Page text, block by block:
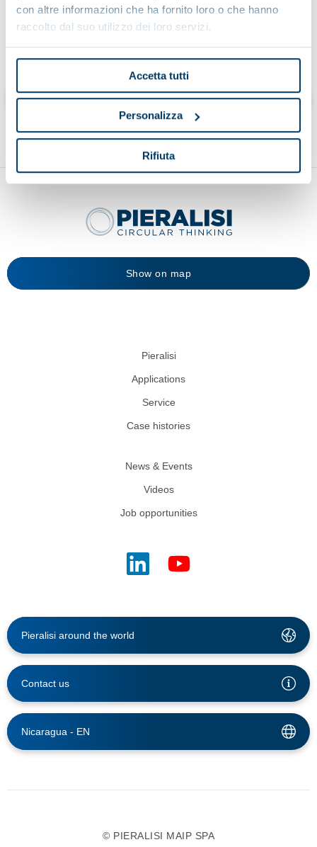
con altre informazioni che ha fornito loro o che hanno
raccolto dal suo utilizzo dei loro servizi.
Accetta tutti
Personalizza
Rifiuta
Cliccando “invia” dichiaro di aver letto l’informativa
Send
Show on map
Pieralisi
Applications
Service
Case histories
News & Events
Videos
Job opportunities
Pieralisi around the world
Contact us
Nicaragua - EN
© PIERALISI MAIP SPA